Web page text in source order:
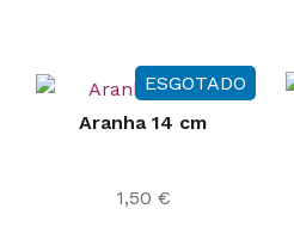
ESGOTADO
Aranha 14 cm
1,50 €